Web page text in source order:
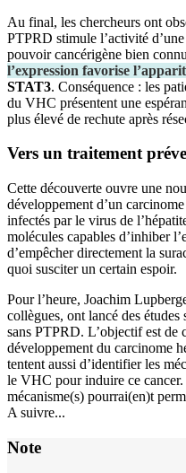
Au final, les chercheurs ont
PTPRD stimule l’activité
pouvoir cancérigène bien
l’expression favorise
STAT3. Conséquence : les
du VHC présentent une
plus élevé de rechute après
Vers un traitement
Cette découverte ouvre une
développement d’un
infectés par le virus de
molécules capables d’inhiber
d’empêcher directement la
quoi susciter un certain espoir.
Pour l’heure, Joachim
collègues, ont lancé des études
sans PTPRD. L’objectif est de
développement du carcinome
tentent aussi d’identifier les
le VHC pour induire ce
mécanisme(s) pourrai(en)t
A suivre...
Note